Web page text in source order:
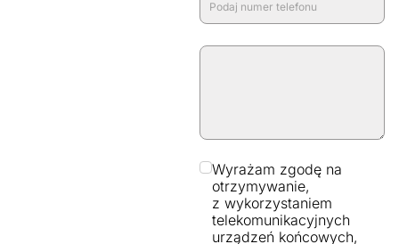
Wyrażam zgodę na
otrzymywanie,
z wykorzystaniem
telekomunikacyjnych
urządzeń końcowych,